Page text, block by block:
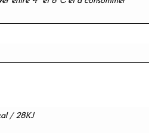
/ 28KJ